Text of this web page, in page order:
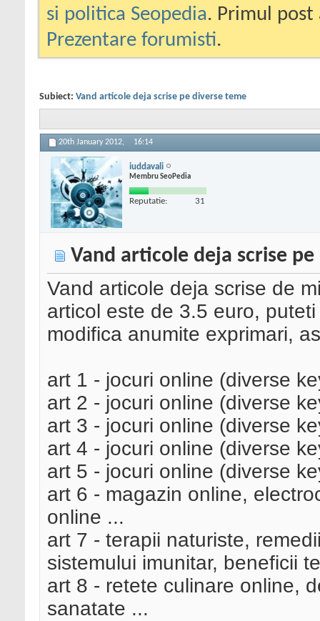
si politica Seopedia. Primul
Prezentare forumisti.
Subiect: Vand articole deja scrise pe diverse teme
20th January 2012, 16:14
iuddavali
Membru SeoPedia
Reputatie: 31
Vand articole deja scrise
Vand articole deja scrise de
articol este de 3.5 euro,
modifica anumite exprimari,
art 1 - jocuri online (diverse
art 2 - jocuri online (diverse
art 3 - jocuri online (diverse
art 4 - jocuri online (diverse
art 5 - jocuri online (diverse
art 6 - magazin online,
online ...
art 7 - terapii naturiste,
sistemului imunitar, beneficii
art 8 - retete culinare online,
sanatate ...